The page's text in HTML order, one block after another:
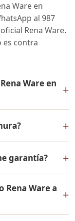
Ware en
al 987
Rena Ware.
es contra
Ware en
+
para
disponibles y
10% de inicial.
+
El pago es
garantía? +
los
en acero
calidad.
Rena Ware a
+